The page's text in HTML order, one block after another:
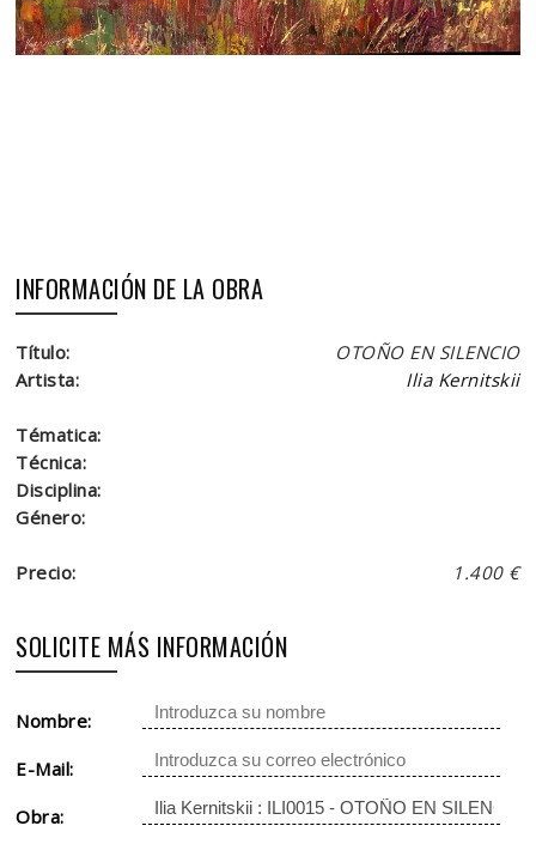
INFORMACIÓN DE LA OBRA
Título:
OTOÑO EN SILENCIO
Artista:
Ilia Kernitskii
Tématica:
Técnica:
Disciplina:
Género:
Precio: 1.400 €
SOLICITE MÁS INFORMACIÓN
Nombre:
E-Mail:
Obra: